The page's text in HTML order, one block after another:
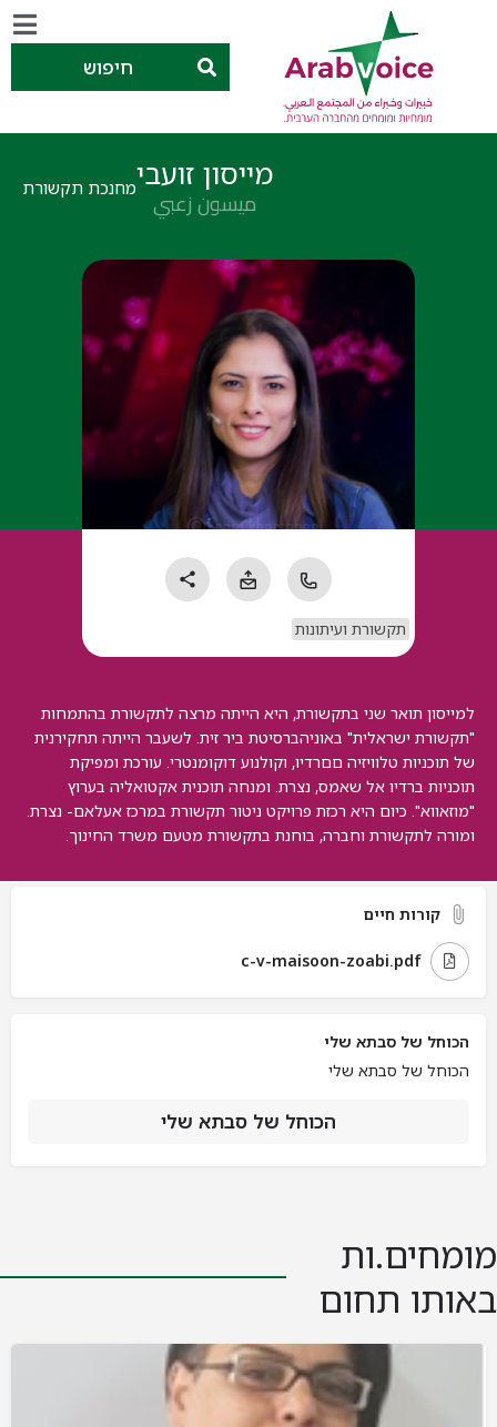
חיפוש
מייסון זועבי
ميسون زعبي
מחנכת תקשורת
למייסון תואר שני בתקשורת, היא הייתה מרצה לתקשורת בהתמחות
"תקשורת ישראלית" באוניהברסיטת ביר זית. לשעבר הייתה תחקירנית
של תוכניות טלוויזיה םםרדיו, וקולנוע דוקומנטרי. עורכת ומפיקת
תוכניות ברדיו אל שאמס, נצרת. ומנחה תוכנית אקטואליה בערוץ
"מוזאווא". כיום היא רכזת פרויקט ניטור תקשורת במרכז אעלאם- נצרת.
ומורה לתקשורת וחברה, בוחנת בתקשורת מטעם משרד החינוך.
תקשורת ועיתונות
קורות חיים
c-v-maisoon-zoabi.pdf
הכוחל של סבתא שלי
הכוחל של סבתא שלי
הכוחל של סבתא שלי
מומחים.ות
באותו תחום